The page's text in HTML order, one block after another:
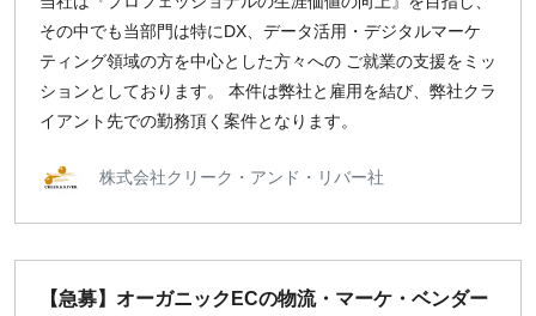
その中でも当部門は特にDX、データ活用・デジタルマーケ
ティング領域の方を中心とした方々への ご就業の支援をミッ
ションとしております。 本件は弊社と雇用を結び、弊社クラ
イアント先での勤務頂く案件となります。
株式会社クリーク・アンド・リバー社
【急募】オーガニックECの物流・マーケ・ベンダー